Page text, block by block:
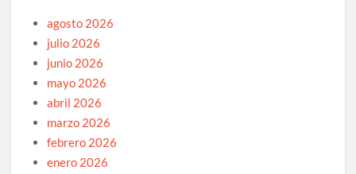
agosto 2026
julio 2026
junio 2026
mayo 2026
abril 2026
marzo 2026
febrero 2026
enero 2026